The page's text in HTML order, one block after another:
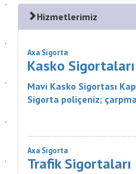
Hizmetlerimiz
Axa Sigorta
Kasko Sigortaları
Mavi Kasko Sigortası
Sigorta poliçeniz;
Axa Sigorta
Trafik Sigortaları